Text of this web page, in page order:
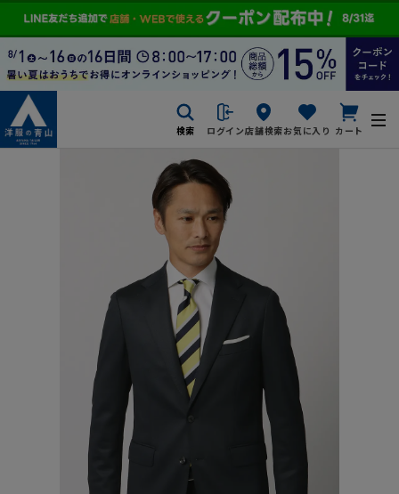
検索 ログイン店舗検索お気に入り カート